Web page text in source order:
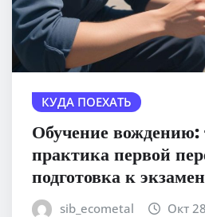
КУДА ПОЕХАТЬ
Обучение вождению:
практика первой
подготовка к
sib_ecometal Окт